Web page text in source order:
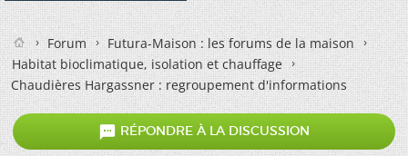
Forum
Futura-Maison : les forums de la maison
Habitat bioclimatique, isolation et chauffage
Chaudières Hargassner : regroupement d'informations
 RÉPONDRE À LA DISCUSSION